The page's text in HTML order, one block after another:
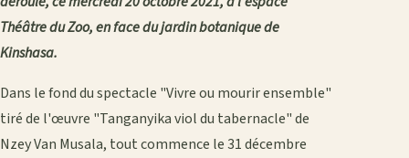
Théâtre du Zoo, en face du jardin botanique de
Kinshasa.
Dans le fond du spectacle "Vivre ou mourir ensemble"
tiré de l'œuvre "Tanganyika viol du tabernacle" de
Nzey Van Musala, tout commence le 31 décembre